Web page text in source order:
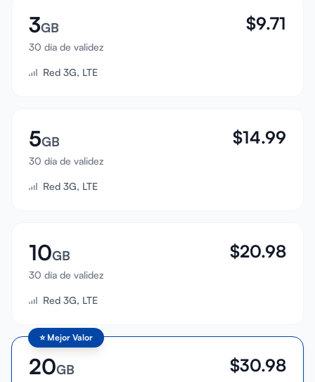
3GB
30 día de validez
$9.71
Red 3G, LTE
5GB
30 día de validez
$14.99
Red 3G, LTE
10GB
30 día de validez
$20.98
Red 3G, LTE
⭐ Mejor Valor
20GB $30.98